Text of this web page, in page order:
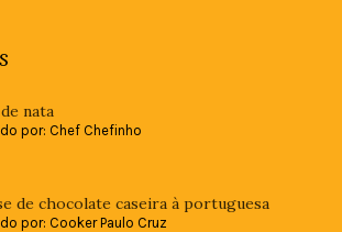
nata
por: Chef Chefinho
de chocolate caseira à portuguesa
por: Cooker Paulo Cruz